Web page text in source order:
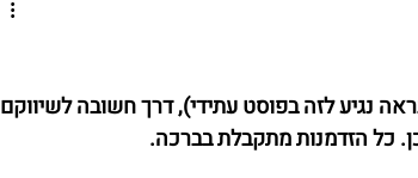
נמכרים בחנויות (80% עמלה… כנראה נגיע לזה בפוסט עתידי), דרך חשובה לשיווקם
כל הזדמנות מתקבלת בברכה.